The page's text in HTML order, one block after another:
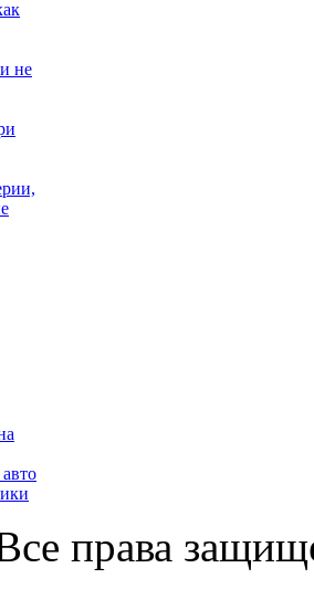
не
права